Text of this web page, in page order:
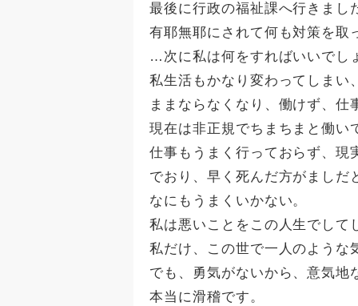
最後に行政の福祉課へ行きまし
有耶無耶にされて何も対策を取
…次に私は何をすればいいでし
私生活もかなり変わってしまい
ままならなくなり、働けず、仕
現在は非正規でちまちまと働い
仕事もうまく行っておらず、現
でおり、早く死んだ方がましだ
なにもうまくいかない。
私は悪いことをこの人生でして
私だけ、この世で一人のような
でも、勇気がないから、意気地
本当に滑稽です。